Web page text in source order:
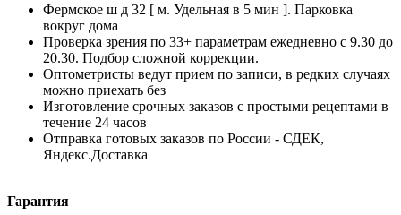
Фермское ш д 32 [ м. Удельная в 5 мин ]. Парковка
вокруг дома
Проверка зрения по 33+ параметрам ежедневно с 9.30 до
20.30. Подбор сложной коррекции.
Оптометристы ведут прием по записи, в редких случаях
можно приехать без
Изготовление срочных заказов с простыми рецептами в
течение 24 часов
Отправка готовых заказов по России - СДЕК,
Яндекс.Доставка
Гарантия